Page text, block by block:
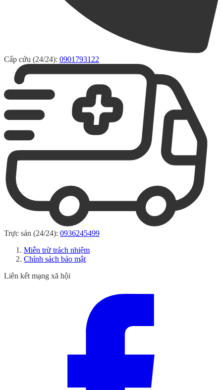
Cấp cứu (24/24): 0901793122
Trực sản (24/24): 0936245499
Miễn trừ trách nhiệm
Chính sách bảo mật
Liên kết mạng xã hội